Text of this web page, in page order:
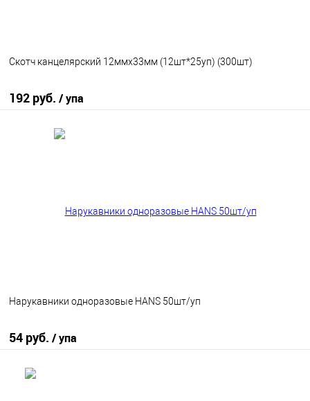
Скотч канцелярский 12ммх33мм (12шт*25уп) (300шт)
192 руб. / упа
Нарукавники одноразовые HANS 50шт/уп
54 руб. / упа